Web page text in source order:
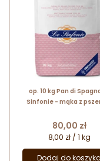
op. 10 kg Pan di
Sinfonie - mąka z
wilgotnych
Cena
80,00 zł
8,00 zł / 1 kg
Dodaj do koszyka